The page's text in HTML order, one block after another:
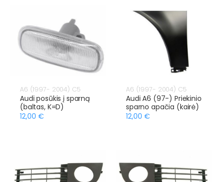
A6 (1997- 2004) C5
Audi posūkis į sparną
(baltas, K=D)
12,00 €
A6 (1997- 2004) C5
Audi A6 (97-) Priekinio
sparno apačia (kairė)
12,00 €